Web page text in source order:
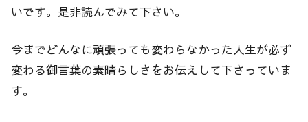
いです。是非読んでみて下さい。
今までどんなに頑張っても変わらなかった人生が必ず
変わる御言葉の素晴らしさをお伝えして下さっていま
す。